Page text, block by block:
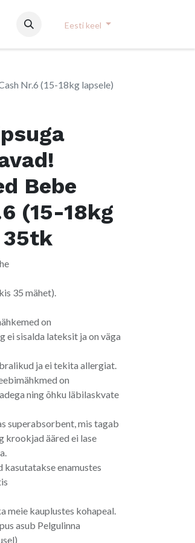
Eesti keel
Nr.6 (15-18kg lapsele)
Bebe
(15-18kg
35tk
35 mähet).
on
ei sisalda lateksit ja on väga
ja ei tekita allergiat.
on
ning õhku läbilaskvate
superabsorbent, mis tagab
krookjad ääred ei lase
kasutatakse enamustes
meie kauplustes kohapeal.
asub Pelgulinna